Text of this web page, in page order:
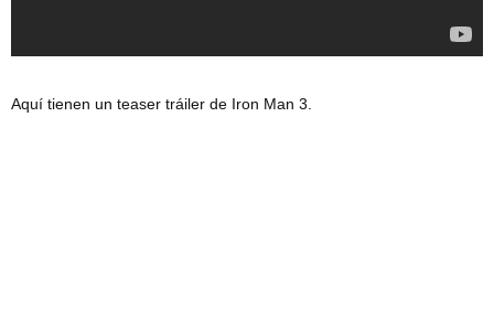
Aquí tienen un teaser tráiler de Iron Man 3.